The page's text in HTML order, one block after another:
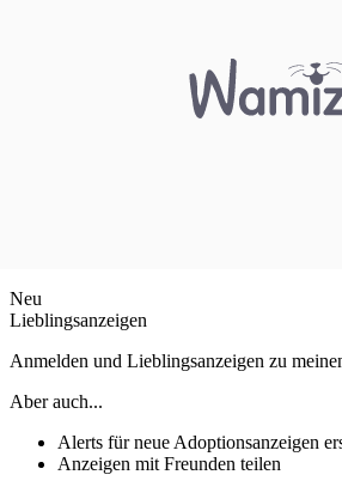
Neu
Lieblingsanzeigen
Anmelden und Lieblingsanzeigen zu
Aber auch...
Alerts für neue Adoptionsanzeigen
Anzeigen mit Freunden teilen